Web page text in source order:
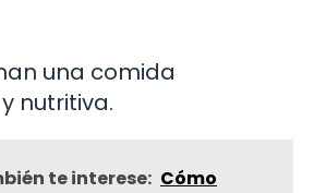
una comida
nutritiva.
te interese: Cómo